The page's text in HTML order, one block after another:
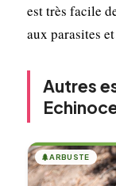
est très facile
aux parasites
Autres
🌲ARBUSTE